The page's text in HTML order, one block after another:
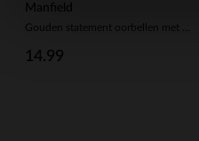
Manfield
14.99